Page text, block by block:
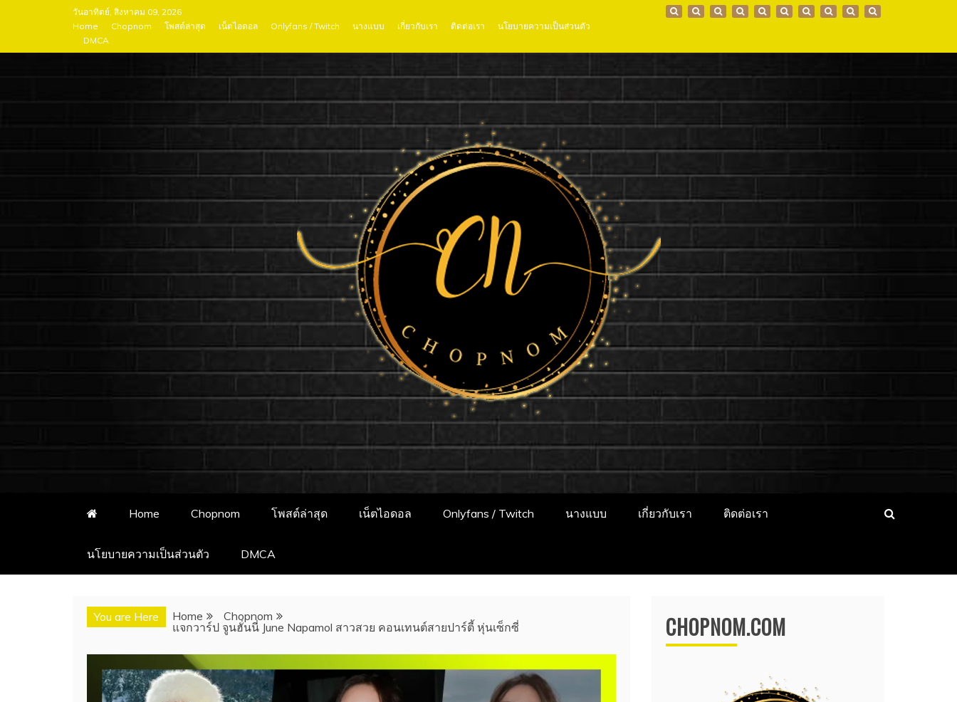
วันอาทิตย์, สิงหาคม 09, 2026
Home
Chopnom โพสต์ล่าสุด เน็ตไอดอล Onlyfans / Twitch นางแบบ เกี่ยวกับเรา ติดต่อเรา
นโยบายความเป็นส่วนตัว
DMCA
ชอบนมดอทคอม แจกวาร์ป!! สาวเน็ตไอดอล นางแบบ
ONLYFANS หุ่นเอ็กซ์
ชอบนมดอทคอม เว็บไซต์แจกวาร์ป สาวติดกระแส เน็ตไอดอล นางแบบ INFLUENCER ประวัติส่วนตัว จุดเริ่มต้น
อัพเดทผลงานใหม่ๆน่าติดตาม ช่องทางการติดต่องาน
Home Chopnom โพสต์ล่าสุด เน็ตไอดอล Onlyfans / Twitch นางแบบ เกี่ยวกับเรา ติดต่อเรา
นโยบายความเป็นส่วนตัว DMCA
You are Here Home
Chopnom
แจกวาร์ป จูนฮั่นนี่ June Napamol สาวสวย คอนเทนต์สายปาร์ตี้ หุ่นเซ็กซี่
CHOPNOM.COM